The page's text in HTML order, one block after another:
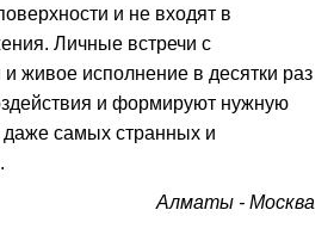
и не входят в
Личные встречи с
живое исполнение в десятки раз
и формируют нужную
самых странных и
Алматы - Москва